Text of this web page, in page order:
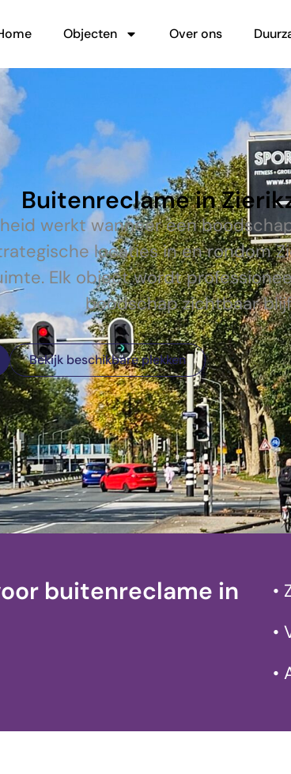
Objecten Over ons
Buitenreclame in
werkt wanneer een
locaties in en rondom
Elk object wordt
boodschap zichtbaar
Bekijk beschikbare plekken
buitenreclame in
•
•
•